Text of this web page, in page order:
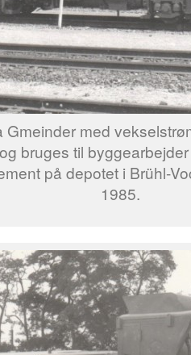
Gmeinder med
bruges til
på depotet i Brühl-
1985.